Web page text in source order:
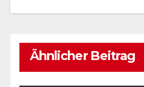
Ähnlicher Beitrag